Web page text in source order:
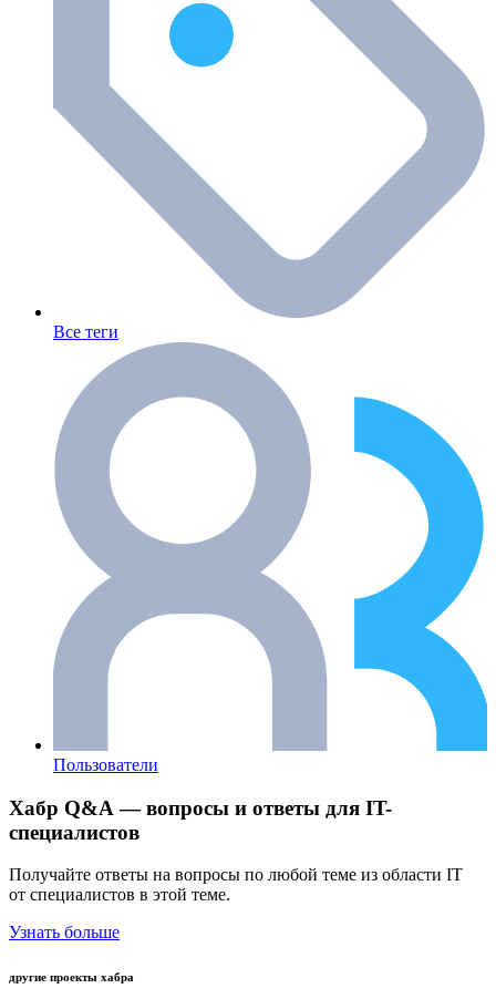
Все теги
Пользователи
Хабр Q&A — вопросы и ответы для IT-
специалистов
Получайте ответы на вопросы по любой теме из области IT
от специалистов в этой теме.
Узнать больше
другие проекты хабра